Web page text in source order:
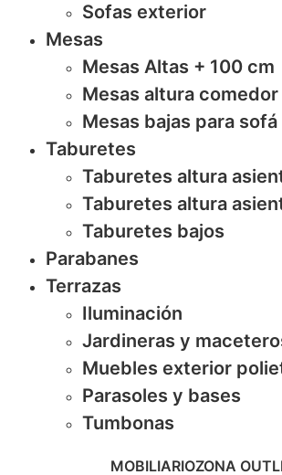
Sofas exterior
Mesas
Mesas Altas + 100 cm
Mesas altura comedor
Mesas bajas para sofá
Taburetes
Taburetes altura
Taburetes altura
Taburetes bajos
Parabanes
Terrazas
Iluminación
Jardineras y
Muebles exterior
Parasoles y bases
Tumbonas
MOBILIARIOZONA